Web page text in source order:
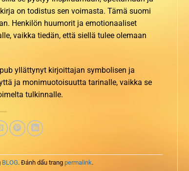
on todistus sen voimasta. Tämä suomi
Henkilön huumorit ja emotionaaliset
vaikka tiedän, että siellä tulee olemaan
yllättynyt kirjoittajan symbolisen ja
ja monimuotoisuutta tarinalle, vaikka se
tulkinnalle.
BLOG. Đánh dấu trang permalink.